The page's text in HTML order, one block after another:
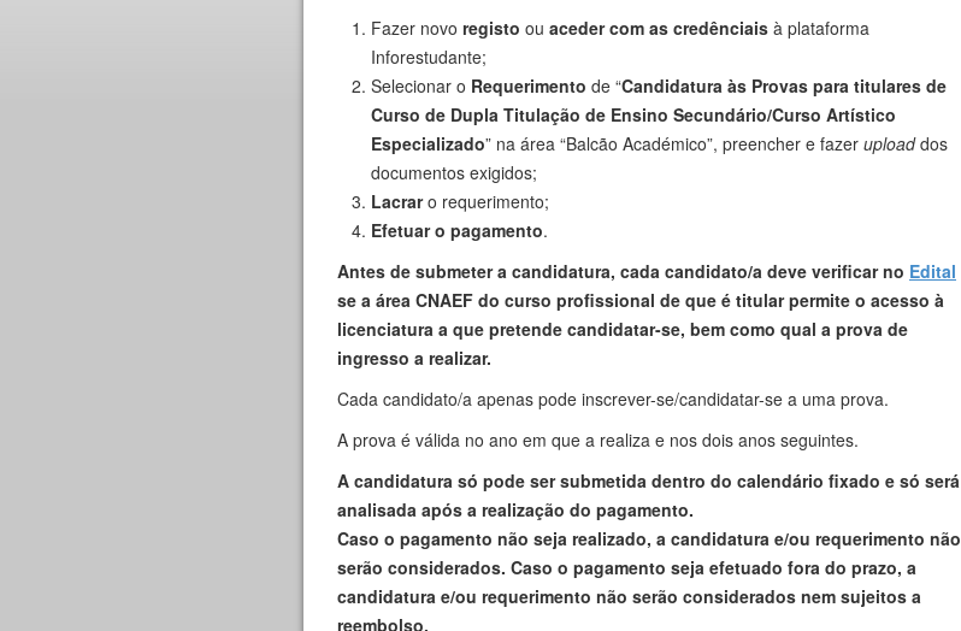
Fazer novo registo ou aceder com as credênciais à plataforma
Inforestudante;
Selecionar o Requerimento de “Candidatura às Provas para titulares de
Curso de Dupla Titulação de Ensino Secundário/Curso Artístico
Especializado” na área “Balcão Académico”, preencher e fazer uploaddos
documentos exigidos;
Lacraro requerimento;
Efetuar o pagamento.
Antes de submeter a candidatura, cada candidato/a deve verificar no Edital
se a área CNAEF do curso profissional de que é titular permite o acesso à
licenciatura a que pretende candidatar-se, bem como qual a prova de
ingresso a realizar.
Cada candidato/a apenas pode inscrever-se/candidatar-se a uma prova.
A prova é válida no ano em que a realiza e nos dois anos seguintes.
A candidatura só pode ser submetida dentro do calendário fixado e só será
analisada após a realização do pagamento.
Caso o pagamento não seja realizado, a candidatura e/ou requerimento não
serão considerados. Caso o pagamento seja efetuado fora do prazo, a
candidatura e/ou requerimento não serão considerados nem sujeitos a
reembolso.